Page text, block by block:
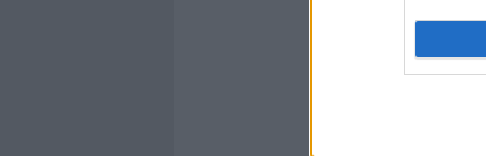
l'ultima ai
via
stessa: il
strada